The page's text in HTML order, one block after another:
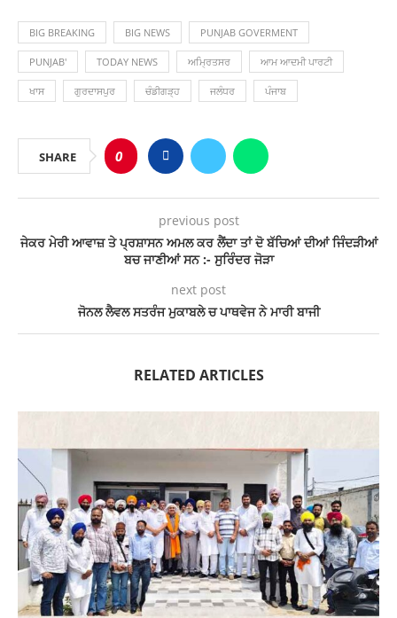
BIG BREAKING BIG NEWS PUNJAB GOVERMENT
PUNJAB' TODAY NEWS ਅਮ੍ਰਿਤਸਰ ਆਮ ਆਦਮੀ ਪਾਰਟੀ
ਖਾਸ ਗੁਰਦਾਸਪੁਰ ਚੰਡੀਗੜ੍ਹ ਜਲੰਧਰ ਪੰਜਾਬ
SHARE 0
previous post
ਜੇਕਰ ਮੇਰੀ ਆਵਾਜ਼ ਤੇ ਪ੍ਰਸ਼ਾਸਨ ਅਮਲ ਕਰ ਲੈਂਦਾ ਤਾਂ ਦੋ ਬੱਚਿਆਂ ਦੀਆਂ ਜਿੰਦੜੀਆਂ
ਬਚ ਜਾਣੀਆਂ ਸਨ :- ਸੁਰਿੰਦਰ ਜੋੜਾ
next post
ਜੋਨਲ ਲੈਵਲ ਸਤਰੰਜ ਮੁਕਾਬਲੇ ਚ ਪਾਥਵੇਜ ਨੇ ਮਾਰੀ ਬਾਜੀ
RELATED ARTICLES